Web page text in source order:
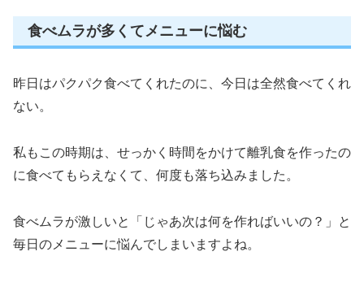
食べムラが多くてメニューに悩む
昨日はパクパク食べてくれたのに、今日は全然食べてくれ
ない。
私もこの時期は、せっかく時間をかけて離乳食を作ったの
に食べてもらえなくて、何度も落ち込みました。
食べムラが激しいと「じゃあ次は何を作ればいいの？」と
毎日のメニューに悩んでしまいますよね。